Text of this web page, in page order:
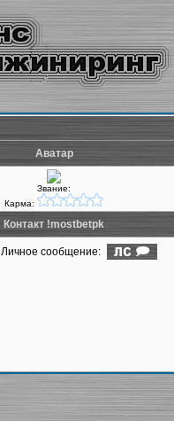
Аватар
Звание:
Карма:
Контакт !mostbetpk
Личное сообщение: